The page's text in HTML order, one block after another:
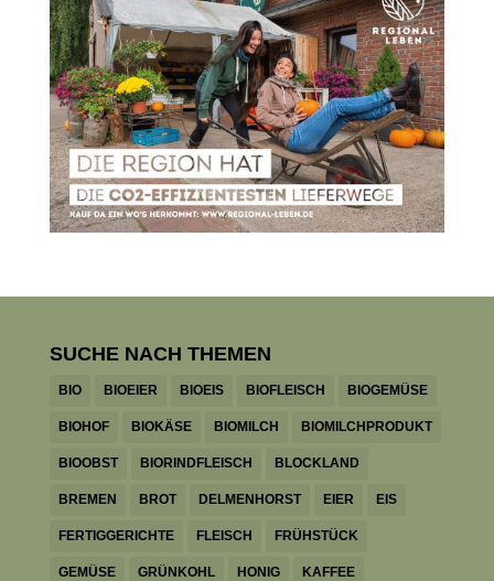
SUCHE NACH THEMEN
BIO BIOEIER BIOEIS BIOFLEISCH BIOGEMÜSE
BIOHOF BIOKÄSE BIOMILCH BIOMILCHPRODUKT
BIOOBST BIORINDFLEISCH BLOCKLAND
BREMEN BROT DELMENHORST EIER EIS
FERTIGGERICHTE FLEISCH FRÜHSTÜCK
GEMÜSE GRÜNKOHL HONIG KAFFEE